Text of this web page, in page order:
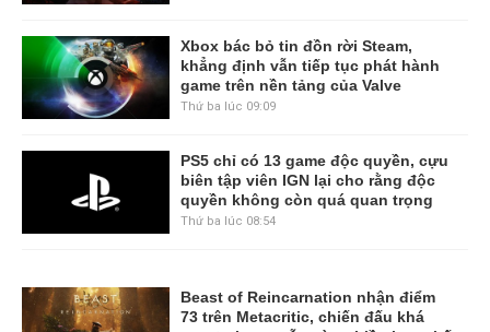
Xbox bác bỏ tin đồn rời Steam,
khẳng định vẫn tiếp tục phát hành
game trên nền tảng của Valve
Thứ ba lúc 09:09
PS5 chỉ có 13 game độc quyền, cựu
biên tập viên IGN lại cho rằng độc
quyền không còn quá quan trọng
Thứ ba lúc 08:54
Beast of Reincarnation nhận điểm
73 trên Metacritic, chiến đấu khá